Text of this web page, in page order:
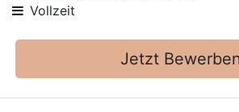
Vollzeit
Jetzt